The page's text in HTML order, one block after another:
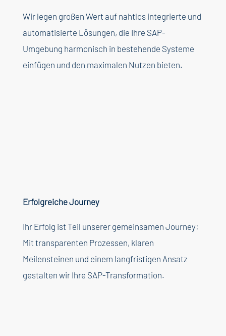
Wir legen großen Wert auf nahtlos integrierte und
automatisierte Lösungen, die Ihre SAP-
Umgebung harmonisch in bestehende Systeme
einfügen und den maximalen Nutzen bieten.
ErfolgreicheJourney
Ihr Erfolg ist Teil unserer gemeinsamen Journey:
Mit transparenten Prozessen, klaren
Meilensteinen und einem langfristigen Ansatz
gestalten wir Ihre SAP-Transformation.